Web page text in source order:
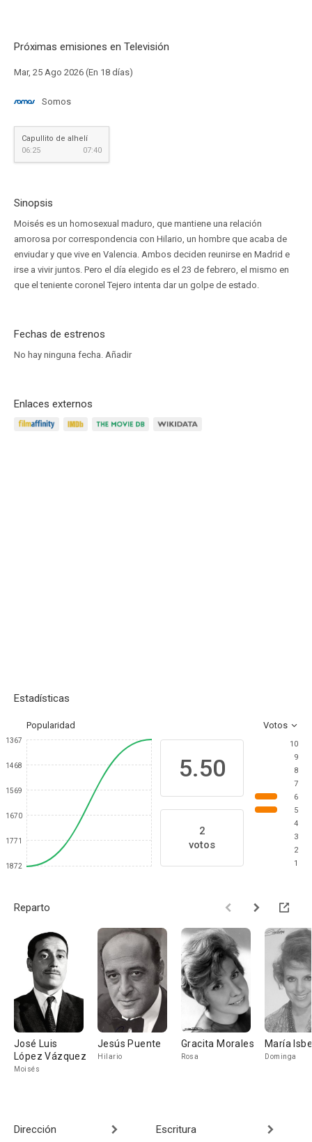
Próximas emisiones en Televisión
Mar, 25 Ago 2026 (En 18 días)
Somos
Capullito de alhelí
06:25
07:40
Sinopsis
Moisés es un homosexual maduro, que mantiene una relación
amorosa por correspondencia con Hilario, un hombre que acaba de
enviudar y que vive en Valencia. Ambos deciden reunirse en Madrid e
irse a vivir juntos. Pero el día elegido es el 23 de febrero, el mismo en
que el teniente coronel Tejero intenta dar un golpe de estado.
Fechas de estrenos
No hay ninguna fecha. Añadir
Enlaces externos
Estadísticas
Popularidad Votos
1367
1468
1569
1670
1771
1872
5.50
2
votos
10
9
8
7
6
5
4
3
2
1
Reparto
José Luis
López Vázquez
Moisés
Jesús Puente
Hilario
Gracita Morales
Rosa
María
Dominga
Dirección Escritura